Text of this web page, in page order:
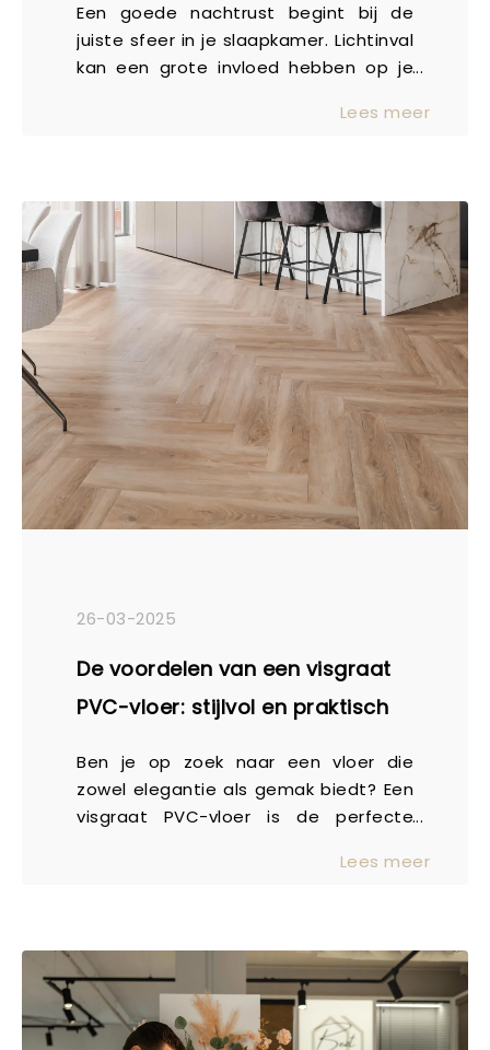
Een goede nachtrust begint bij de
juiste sfeer in je slaapkamer. Lichtinval
kan een grote invloed hebben op je
straatverlichting is, vroeg ochtendlicht
voor een donkere en rustgevende
slaapomgeving. Maar hoe kies je de
juiste optie voor jouw slaapkamer?
Lees meer
26-03-2025
De voordelen van een visgraat
PVC-vloer: stijlvol en praktisch
Ben je op zoek naar een vloer die
zowel elegantie als gemak biedt? Een
visgraat PVC-vloer is de perfecte
interieur een stijlvolle en verfijnde
een modern design of een klassieke
look, visgraat PVC past in elke ruimte.
Maar wat maakt deze vloer nu precies
zo’n topkeuze? We zetten de
Lees meer